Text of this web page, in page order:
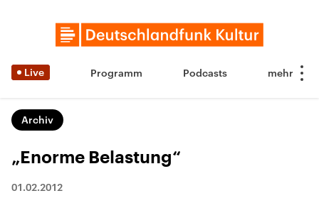
Live Programm Podcasts
Archiv
„Enorme Belastung“
01.02.2012